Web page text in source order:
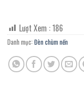
Lượt Xem :186
Danh mục: Đèn chùm nến